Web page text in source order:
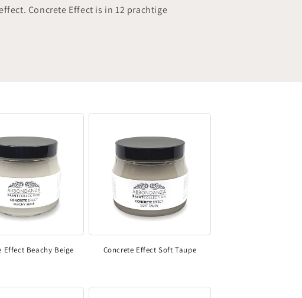
Concrete Effect is in 12 prachtige
Effect Beachy Beige Concrete Effect Soft Taupe